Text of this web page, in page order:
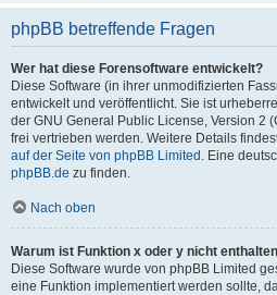
phpBB betreffende Fragen
Wer hat diese Forensoftware entwickelt?
Diese Software (in ihrer unmodifizierten
entwickelt und veröffentlicht. Sie ist
der GNU General Public License, Version 2
frei vertrieben werden. Weitere Details
auf der Seite von phpBB Limited . Eine
phpBB.de zu finden.
Nach oben
Warum ist Funktion x oder y nicht
Diese Software wurde von phpBB Limited
eine Funktion implementiert werden sollte,